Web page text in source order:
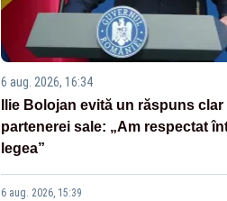
6 aug. 2026, 16:34
Ilie Bolojan evită un răspuns
partenerei sale: „Am respectat
legea”
6 aug. 2026, 15:39